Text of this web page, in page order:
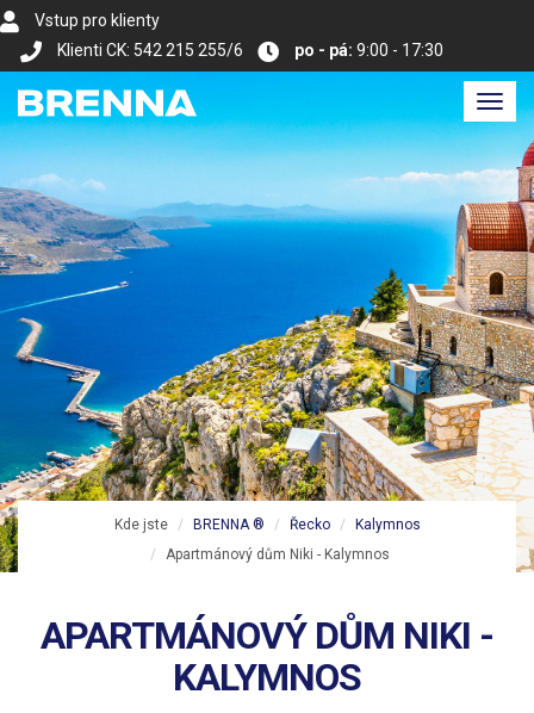
Vstup pro klienty
Klienti CK: 542 215 255/6
po - pá: 9:00 - 17:30
Kde jste BRENNA ® Řecko
Kalymnos
Apartmánový dům Niki - Kalymnos
APARTMÁNOVÝ DŮM NIKI -
KALYMNOS